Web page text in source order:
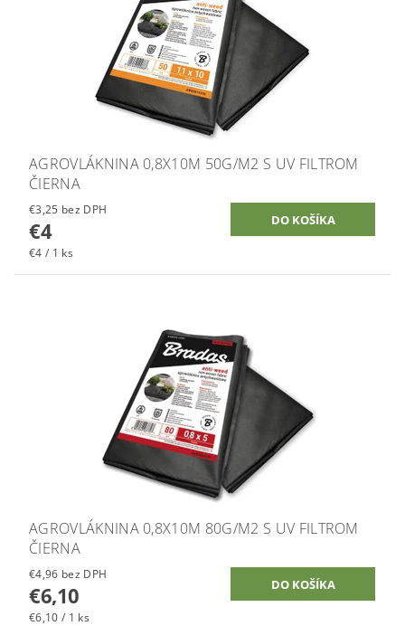
AGROVLÁKNINA 0,8X10M 50G/M2 S UV FILTROM
ČIERNA
€3,25 bez DPH
€4
€4 / 1 ks
AGROVLÁKNINA 0,8X10M 80G/M2 S UV FILTROM
ČIERNA
€4,96 bez DPH
€6,10
€6,10 / 1 ks